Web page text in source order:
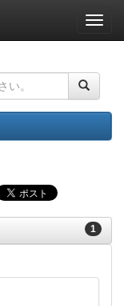
ナ
ビ
ー
ョ
ン
1